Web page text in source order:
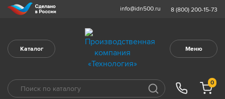
info@idn500.ru 8 (800) 200-15-73
Каталог Меню
0